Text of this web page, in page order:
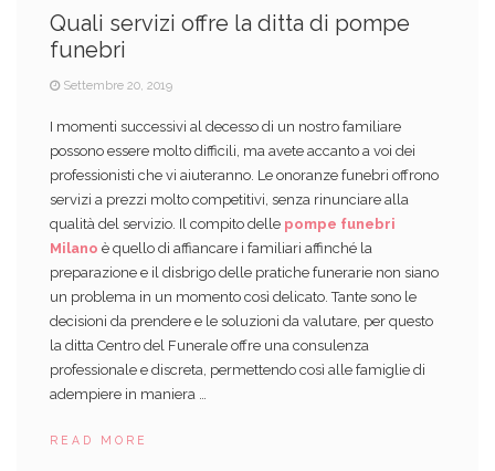
Quali servizi offre la ditta di pompe
funebri
Settembre 20, 2019
I momenti successivi al decesso di un nostro familiare
possono essere molto difficili, ma avete accanto a voi dei
professionisti che vi aiuteranno. Le onoranze funebri offrono
servizi a prezzi molto competitivi, senza rinunciare alla
qualità del servizio. Il compito delle pompe funebri
Milano è quello di affiancare i familiari affinché la
preparazione e il disbrigo delle pratiche funerarie non siano
un problema in un momento così delicato. Tante sono le
decisioni da prendere e le soluzioni da valutare, per questo
la ditta Centro del Funerale offre una consulenza
professionale e discreta, permettendo così alle famiglie di
adempiere in maniera …
READ MORE